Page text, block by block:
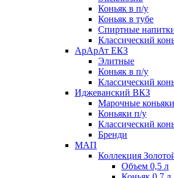
Коньяк в п/у
Коньяк в тубе
Спиртные
Классический
АрАрАт ЕКЗ
Элитные
Коньяк в п/у
Классический
Иджеванский ВКЗ
Марочные коньяки
Коньяки п/у
Классический
Бренди
МАП
Коллекция
Объем 0,5 л